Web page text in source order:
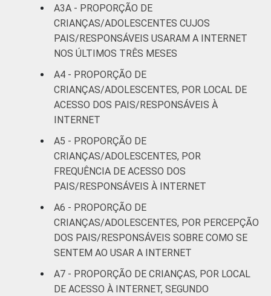
FAMILIAR
Mais de 1
SM até 2 SM
35
SM até 3 SM
Mais de 3
CLASSE
SOCIAL
AB 81
C 47
DE
¹Base: 2 261 usuários de Internet de 9 a 17
2013 e janeiro de 2014.
Fonte: NIC.br - set/2013 a jan/2014
A3A - PROPORÇÃO DE
CRIANÇAS/ADOLESCENTES CUJOS
PAIS/RESPONSÁVEIS USARAM A INTERNET
NOS ÚLTIMOS TRÊS MESES
A4 - PROPORÇÃO DE
CRIANÇAS/ADOLESCENTES, POR LOCAL DE
ACESSO DOS PAIS/RESPONSÁVEIS À
INTERNET
A5 - PROPORÇÃO DE
CRIANÇAS/ADOLESCENTES, POR
FREQUÊNCIA DE ACESSO DOS
PAIS/RESPONSÁVEIS À INTERNET
A6 - PROPORÇÃO DE
CRIANÇAS/ADOLESCENTES, POR PERCEPÇÃO
DOS PAIS/RESPONSÁVEIS SOBRE COMO SE
SENTEM AO USAR A INTERNET
A7 - PROPORÇÃO DE CRIANÇAS, POR LOCAL
DE ACESSO À INTERNET, SEGUNDO